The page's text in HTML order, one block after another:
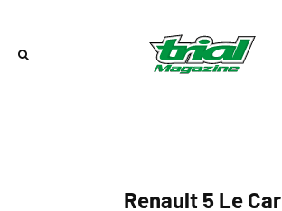
Renault 5 Le Car